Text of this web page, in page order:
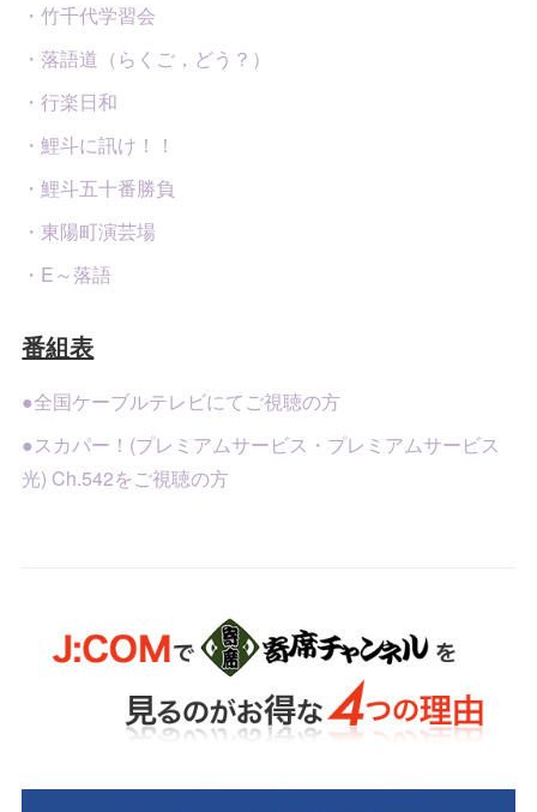
・竹千代学習会
・落語道（らくご，どう？）
・行楽日和
・鯉斗に訊け！！
・鯉斗五十番勝負
・東陽町演芸場
・E～落語
番組表
●全国ケーブルテレビにてご視聴の方
●スカパー！(プレミアムサービス・プレミアムサービス
光) Ch.542をご視聴の方